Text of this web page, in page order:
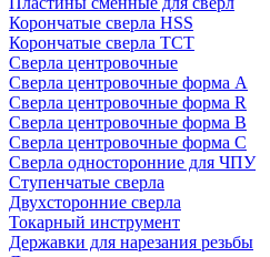
Корончатые сверла HSS
Корончатые сверла TCT
Сверла центровочные
Сверла центровочные форма A
Сверла центровочные форма R
Сверла центровочные форма B
Сверла центровочные форма C
Сверла односторонние для ЧПУ
Ступенчатые сверла
Двухсторонние сверла
Токарный инструмент
Державки для нарезания резьбы